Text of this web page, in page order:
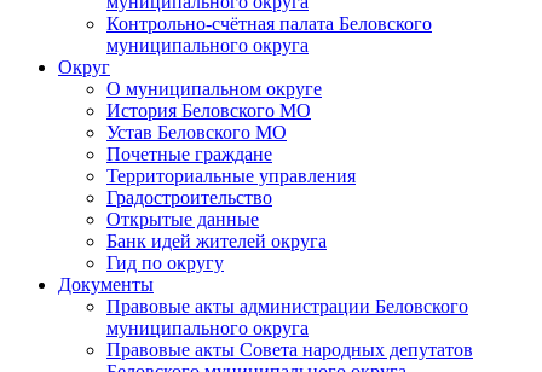
Контрольно-счётная палата Беловского
муниципального округа
Округ
О муниципальном округе
История Беловского МО
Устав Беловского МО
Почетные граждане
Территориальные управления
Градостроительство
Открытые данные
Банк идей жителей округа
Гид по округу
Документы
Правовые акты администрации Беловского
муниципального округа
Правовые акты Совета народных депутатов